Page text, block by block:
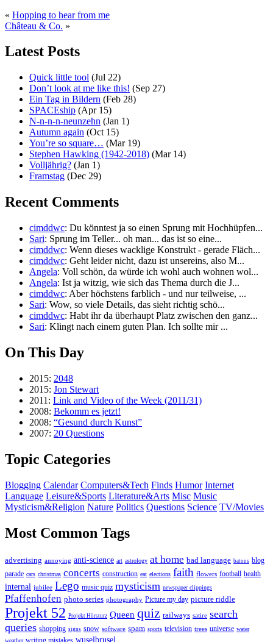
« Hopping to hear from me
Château & Co. »
Latest Posts
Quick little tool (Jul 22)
Don’t look at me like this! (Sep 27)
Ein Tag in Bildern (Feb 28)
SPACEship (Apr 15)
N-n-n-n-neunzehn (Jan 1)
Autumn again (Oct 15)
You’re so square… (Mar 19)
Stephen Hawking (1942-2018) (Mar 14)
Volljährig? (Jan 1)
Framstag (Dec 29)
Recent Comments
cimddwc: Du könntest ja so einen Sprung mit Hochhüpfen...
Sari: Sprung im Teller... oh man... das ist so eine...
cimddwc: Wenn dieses wacklige Konstrukt - gerade Fläch...
cimddwc: Geht leider nicht, dazu ist unsereins, also M...
Angela: Voll schön, da würde ich wohl auch wohnen wol...
Angela: Ist ja witzig, wie sich das Thema durch die J...
cimddwc: Aber höchstens farblich - und nur teilweise, ...
Sari: Wow, so viele Details, das sieht richtig schö...
cimddwc: Habt ihr da überhaupt Platz zwischen den ganz...
Sari: Klingt nach einem guten Plan. Ich sollte mir ...
On This Day
2015: 2048
2015: Jon Stewart
2011: Link and Video of the Week (2011/31)
2008: Bekomm es jetzt!
2008: “Gesund durch Kunst”
2007: 20 Questions
Topic Categories
Blogging Calendar Computers&Tech Finds Humor Internet
Language Leisure&Sports Literature&Arts Misc Music
Mysticism&Religion Nature Politics Questions Science TV/Movies
Most Common Tags
advertising annoying anti-science art astrology at home bad language batons blog
parade cars christmas concerts construction eat elections faith flowers football health
internal jubilee Lego music quiz mysticism newspaper clippings
Pfaffenhofen photo series photography Picture my day picture riddle
Projekt 52 Projekt Hörsturz Queen quiz railways satire search
queries shopping signs snow software spam sports television trees universe water
weather writing mistakes wuselbrusel